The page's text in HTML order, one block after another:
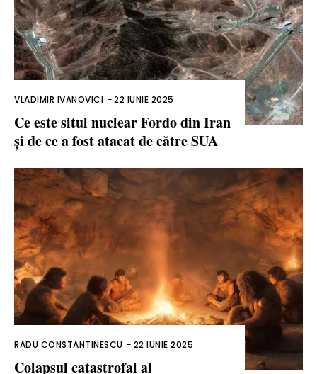
VLADIMIR IVANOVICI -22 IUNIE 2025
Ce este situl nuclear Fordo din Iran
și de ce a fost atacat de către SUA
RADU CONSTANTINESCU - 22 IUNIE 2025
Colapsul catastrofal al